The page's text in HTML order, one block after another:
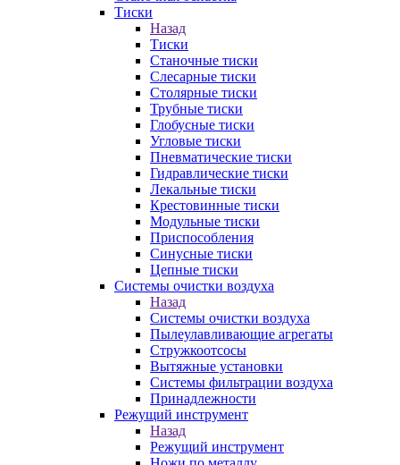
Тиски
Назад
Тиски
Станочные тиски
Слесарные тиски
Столярные тиски
Трубные тиски
Глобусные тиски
Угловые тиски
Пневматические тиски
Гидравлические тиски
Лекальные тиски
Крестовинные тиски
Модульные тиски
Приспособления
Синусные тиски
Цепные тиски
Системы очистки воздуха
Назад
Системы очистки воздуха
Пылеулавливающие агрегаты
Стружкоотсосы
Вытяжные установки
Системы фильтрации воздуха
Принадлежности
Режущий инструмент
Назад
Режущий инструмент